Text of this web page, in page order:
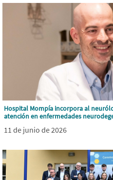
Hospital Mompía incorpora al
atención en enfermedades
11 de junio de 2026